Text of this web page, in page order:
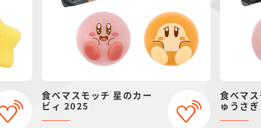
食べマスモッチ 星のカー
ビィ 2025
食べマ
ゅうさ